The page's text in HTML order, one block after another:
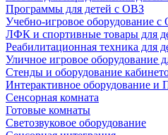
Программы для детей с ОВЗ
Учебно-игровое оборудование
ЛФК и спортивные товары для
Реабилитационная техника для
Уличное игровое оборудование
Стенды и оборудование
Интерактивное оборудование и
Сенсорная комната
Готовые комнаты
Светозвуковое оборудование